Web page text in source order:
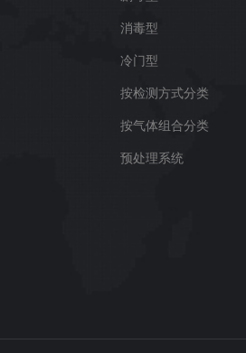
消毒型
冷门型
按检测方式分类
按气体组合分类
预处理系统